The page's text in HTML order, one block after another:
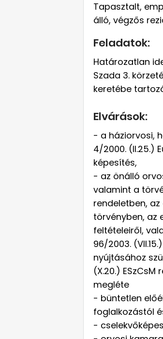
Tapasztalt,
álló, végzős
Feladatok:
Határozatlan
Szada 3.
keretébe
Elvárások:
- a háziorvosi,
4/2000. (II.25.)
képesítés,
- az önálló
valamint a
rendeletben, az
törvényben, az
feltételeiről,
96/2003.
nyújtásához
(X.20.)
megléte
- büntetlen
foglalkozástól
-